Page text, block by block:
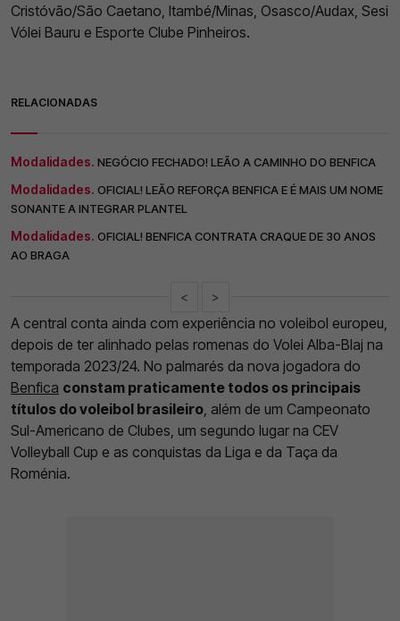
Cristóvão/São Caetano, Itambé/Minas, Osasco/Audax, Sesi
Vólei Bauru e Esporte Clube Pinheiros.
RELACIONADAS
Modalidades. NEGÓCIO FECHADO! LEÃO A CAMINHO DO BENFICA
Modalidades. OFICIAL! LEÃO REFORÇA BENFICA E É MAIS UM NOME
SONANTE A INTEGRAR PLANTEL
Modalidades. OFICIAL! BENFICA CONTRATA CRAQUE DE 30 ANOS
AO BRAGA
< >
A central conta ainda com experiência no voleibol europeu,
depois de ter alinhado pelas romenas do Volei Alba-Blaj na
temporada 2023/24. No palmarés da nova jogadora do
Benfica constam praticamente todos os principais
títulos do voleibol brasileiro , além de um Campeonato
Sul-Americano de Clubes, um segundo lugar na CEV
Volleyball Cup e as conquistas da Liga e da Taça da
Roménia.